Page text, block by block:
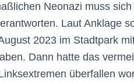
Neonazi muss
Laut Anklage
2023 im Stadtpark
Dann hatte das
überfallen